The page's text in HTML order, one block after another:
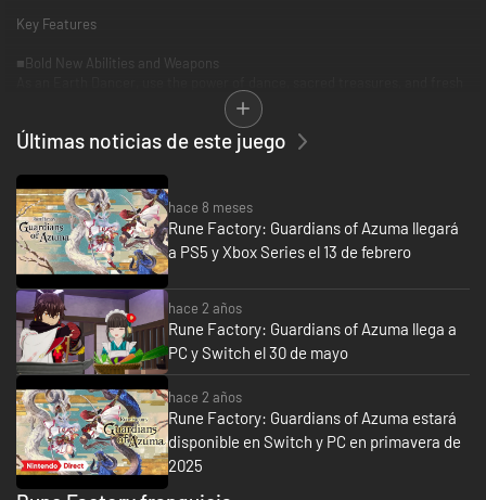
Key Features
■Bold New Abilities and Weapons
weapons like the Bow and Talisman to purify the land, your farms, and
Don’t just mind the farm—rebuild entire villages! Construct and place
buildings, enticing people to return to the villages and contribute. Revive
the gods to bring vitality and valuable resources back to the plagued
lands.
■Your Fantasy Japanese Life
Experience beautiful Japanese-inspired character designs and
aesthetics—from festivals to events to monsters. Explore Azuma’s natural
landscapes and its seasonal-themed locales steeped in tradition.
■Classic Romance and Relationships
Choose between male and female protagonists, then befriend or romance
any of the eligible candidates in fully voiced scenarios. Recruit these new
friends to aid you in battle, too!
Últimas noticias de este juego
hace 8 meses
Rune Factory: Guardians of Azuma llegará
a PS5 y Xbox Series el 13 de febrero
hace 2 años
Rune Factory: Guardians of Azuma llega a
PC y Switch el 30 de mayo
hace 2 años
Rune Factory: Guardians of Azuma estará
disponible en Switch y PC en primavera de
2025